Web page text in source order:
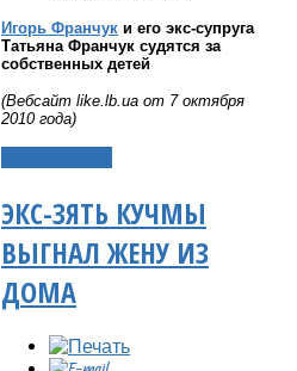
Игорь Франчук и его экс-супруга
Татьяна Франчук судятся за
собственных детей
(Вебсайт like lb ua от 7 октября
2010 года)
ЭКС-ЗЯТЬ КУЧМЫ
ВЫГНАЛ ЖЕНУ ИЗ
ДОМА